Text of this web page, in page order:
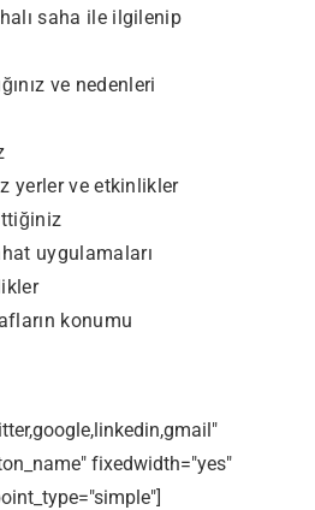
saha ile ilgilenip
ve nedenleri
yerler ve etkinlikler
uygulamaları
konumu
fixedwidth="yes"